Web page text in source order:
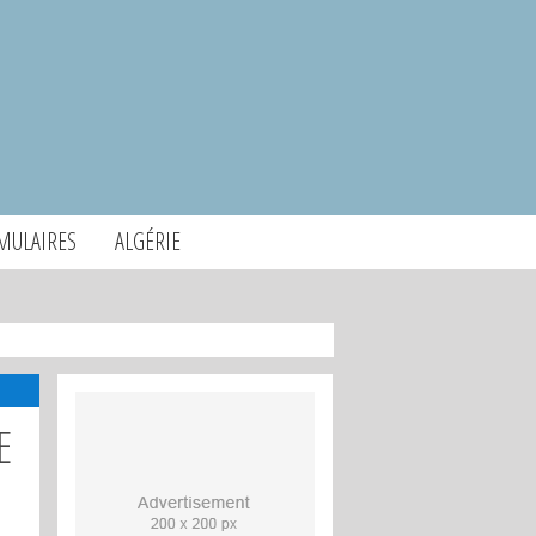
ALGÉRIE